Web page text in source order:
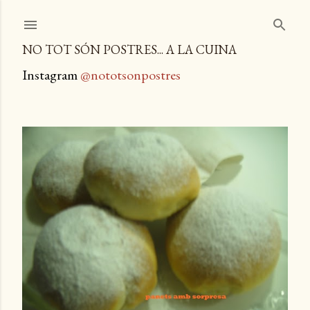
NO TOT SÓN POSTRES... A LA CUINA
Instagram@nototsonpostres
n
t
a
d